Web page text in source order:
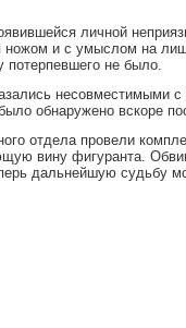
личной
ножом и с умыслом на
потерпевшего не было.
обнаружено вскоре
отдела провели
вину фигуранта.
дальнейшую судьбу